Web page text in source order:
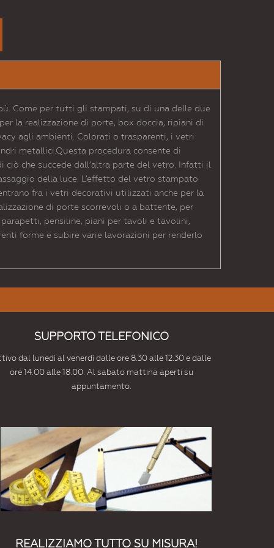
Come per tutti gli stampati, su di una delle due
la realizzazione di porte, box doccia, ripiani di
agli ambienti. Colorati o trasparenti, i vetri
metallici.Questa procedura consente di
che succede dall’altra parte del vetro. Infatti il
della luce. L’effetto del vetro stampato
fra i vetri decorativi utilizzati anche per la
di porte scorrevoli o a battente, per
pensiline, piani per tavoli e tavolini,
forme e subire varie lavorazioni per renderlo
SUPPORTO TELEFONICO
dal lunedì al venerdì dalle ore 8.30 alle 12.30 e dalle
ore 14.00 alle 18.00. Al sabato mattina aperti su
appuntamento.
REALIZZIAMO TUTTO SU MISURA!